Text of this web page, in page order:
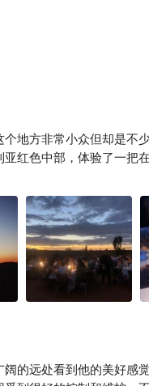
个地方非常小众但却是不
亚红色中部，体验了一把
阔的远处看到他的美好感